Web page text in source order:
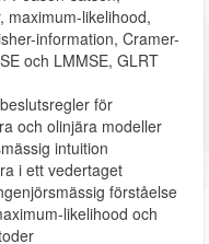
maximum-likelihood,
information, Cramer-
och LMMSE, GLRT
för
och olinjära modeller
intuition
i ett vedertaget
förståelse
likelihood och